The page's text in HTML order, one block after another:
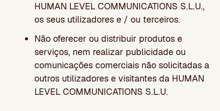
HUMAN LEVEL COMMUNICATIONS S.L.U.,
os seus utilizadores e / ou terceiros.
Não oferecer ou distribuir produtos e
serviços, nem realizar publicidade ou
comunicações comerciais não solicitadas a
outros utilizadores e visitantes da HUMAN
LEVEL COMMUNICATIONS S.L.U.